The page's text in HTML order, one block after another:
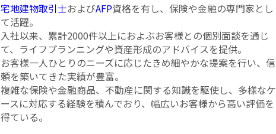
宅地建物取引士およびAFP資格を有し、保険や金融の専門家とし
て活躍。
入社以来、累計2000件以上におよぶお客様との個別面談を通じ
て、ライフプランニングや資産形成のアドバイスを提供。
お客様一人ひとりのニーズに応じたきめ細やかな提案を行い、信
頼を築いてきた実績が豊富。
複雑な保険や金融商品、不動産に関する知識を駆使し、多様なケ
ースに対応する経験を積んでおり、幅広いお客様から高い評価を
得ている。